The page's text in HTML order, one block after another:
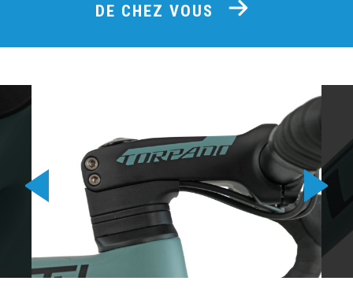
DE CHEZ VOUS